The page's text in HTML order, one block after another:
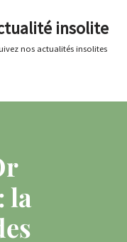
insolite
nos actualités insolites
la